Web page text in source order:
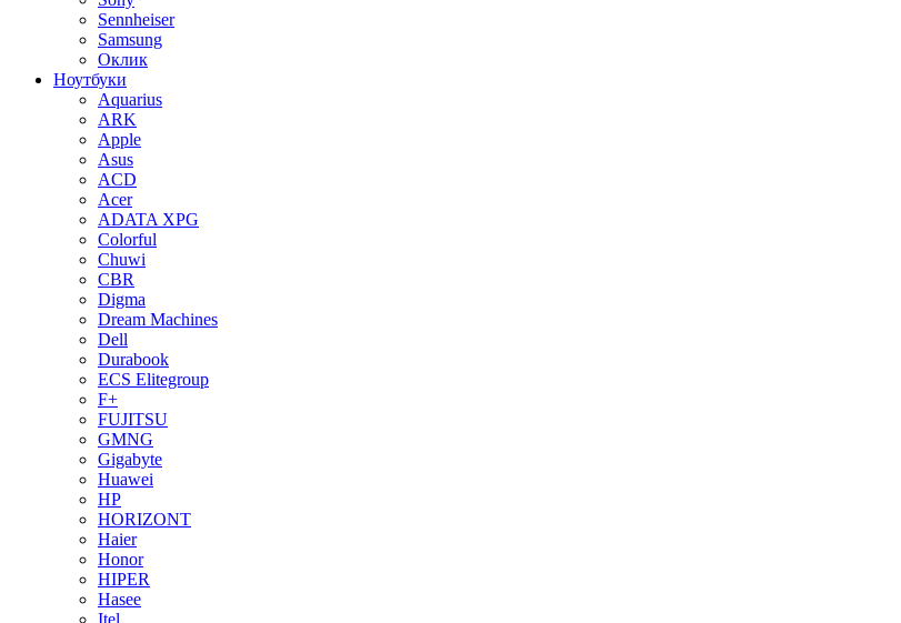
Sennheiser
Samsung
Оклик
Ноутбуки
Aquarius
ARK
Apple
Asus
ACD
Acer
ADATA XPG
Colorful
Chuwi
CBR
Digma
Dream Machines
Dell
Durabook
ECS Elitegroup
F+
FUJITSU
GMNG
Gigabyte
Huawei
HP
HORIZONT
Haier
Honor
HIPER
Hasee